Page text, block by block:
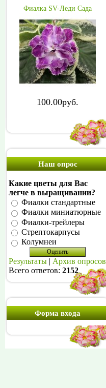
Фиалка SV-Леди Сада
100.00руб.
Наш опрос
Какие цветы для Вас
легче в выращивании?
Фиалки стандартные
Фиалки миниатюрные
Фиалки-трейлеры
Стрептокарпусы
Колумнеи
Результаты
Архив опросов
Всего ответов: 2152
Форма входа